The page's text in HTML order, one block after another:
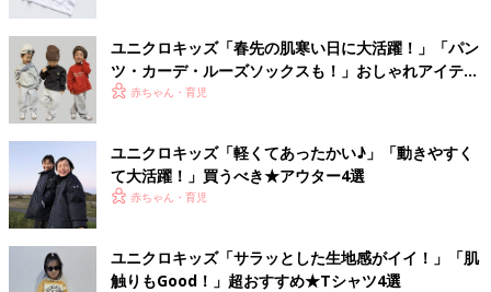
ユニクロキッズ「春先の肌寒い日に大活躍！」「パン
ツ・カーデ・ルーズソックスも！」おしゃれアイテム
5選赤ちゃん・育児
ユニクロキッズ「軽くてあったかい♪」「動きやすく
て大活躍！」買うべき★アウター4選
赤ちゃん・育児
ユニクロキッズ「サラッとした生地感がイイ！」「肌
触りもGood！」超おすすめ★Tシャツ4選